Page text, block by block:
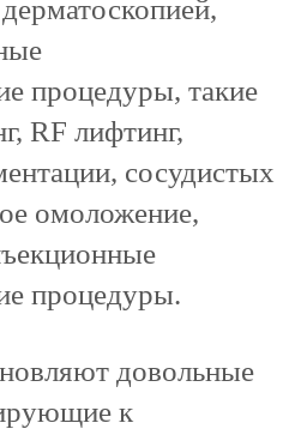
процедуры, такие
RF лифтинг,
сосудистых
омоложение,
процедуры.
довольные
к